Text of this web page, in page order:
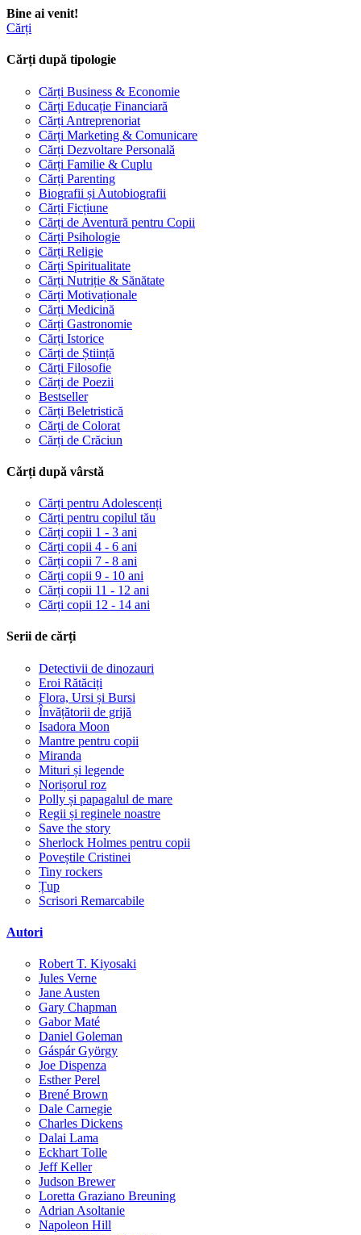
Bine ai venit!
Cărți
Cărți după tipologie
Cărți Business & Economie
Cărți Educație Financiară
Cărți Antreprenoriat
Cărți Marketing & Comunicare
Cărți Dezvoltare Personală
Cărți Familie & Cuplu
Cărți Parenting
Biografii și Autobiografii
Cărți Ficțiune
Cărți de Aventură pentru Copii
Cărți Psihologie
Cărți Religie
Cărți Spiritualitate
Cărți Nutriție & Sănătate
Cărți Motivaționale
Cărți Medicină
Cărți Gastronomie
Cărți Istorice
Cărți de Știință
Cărți Filosofie
Cărți de Poezii
Bestseller
Cărți Beletristică
Cărți de Colorat
Cărți de Crăciun
Cărți după vârstă
Cărți pentru Adolescenți
Cărți pentru copilul tău
Cărți copii 1 - 3 ani
Cărți copii 4 - 6 ani
Cărți copii 7 - 8 ani
Cărți copii 9 - 10 ani
Cărți copii 11 - 12 ani
Cărți copii 12 - 14 ani
Serii de cărți
Detectivii de dinozauri
Eroi Rătăciți
Flora, Ursi și Bursi
Învățătorii de grijă
Isadora Moon
Mantre pentru copii
Miranda
Mituri și legende
Norișorul roz
Polly și papagalul de mare
Regii și reginele noastre
Save the story
Sherlock Holmes pentru copii
Poveștile Cristinei
Tiny rockers
Țup
Scrisori Remarcabile
Autori
Robert T. Kiyosaki
Jules Verne
Jane Austen
Gary Chapman
Gabor Maté
Daniel Goleman
Gáspár György
Joe Dispenza
Esther Perel
Brené Brown
Dale Carnegie
Charles Dickens
Dalai Lama
Eckhart Tolle
Jeff Keller
Judson Brewer
Loretta Graziano Breuning
Adrian Asoltanie
Napoleon Hill